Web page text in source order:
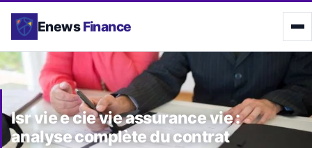
Enews Finance
Isr vie e cie vie assurance vie :
analyse complète du contrat